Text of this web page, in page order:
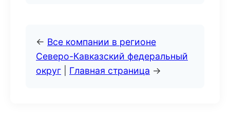
← Все компании в регионе
Северо-Кавказский федеральный
округ
Главная страница →